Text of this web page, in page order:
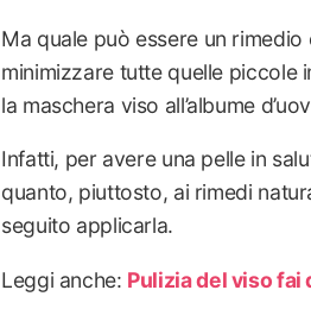
Ma quale può essere un
minimizzare tutte quelle piccole
la maschera viso all’albume
Infatti, per avere una pelle in
quanto, piuttosto, ai rimedi
seguito applicarla.
Leggi anche: Pulizia del viso fai